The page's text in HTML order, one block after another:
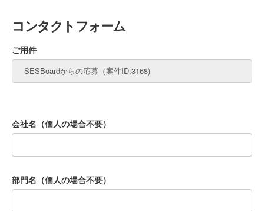
コンタクトフォーム
ご用件
会社名（個人の場合不要）
部門名（個人の場合不要）